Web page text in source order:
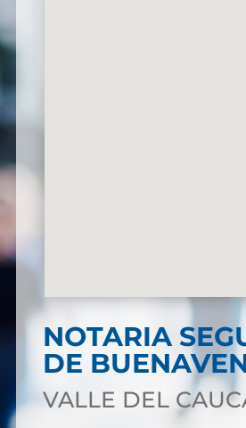
NOTARIA
DE
VALLE DEL